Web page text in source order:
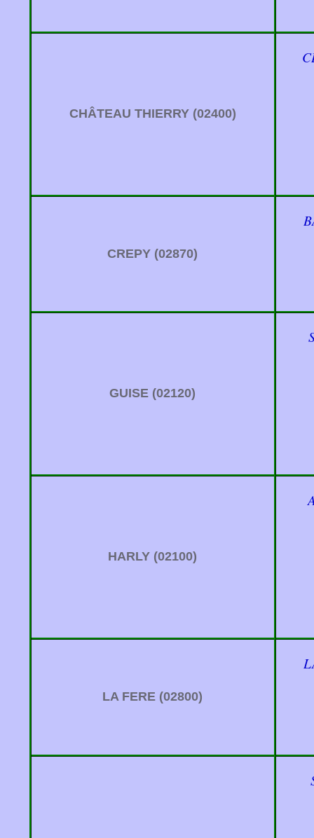
CHÂTEAU THIERRY (02400)
CREPY (02870)
GUISE (02120)
HARLY (02100)
LA FERE (02800)